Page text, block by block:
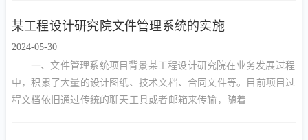
某工程设计研究院文件管理系统的实施
2024-05-30
一、文件管理系统项目背景某工程设计研究院在业务发展过程
中，积累了大量的设计图纸、技术文档、合同文件等。目前项目过
程文档依旧通过传统的聊天工具或者邮箱来传输，随着